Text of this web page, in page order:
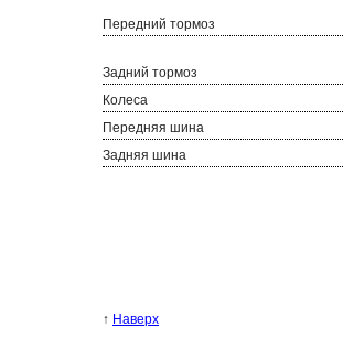
Передний тормоз
Задний тормоз
Колеса
Передняя шина
Задняя шина
↑ Наверх